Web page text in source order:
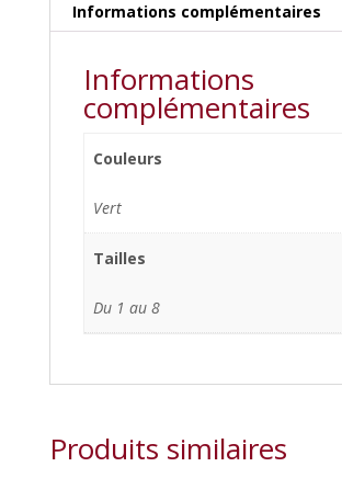
Informations complémentaires
Informations
complémentaires
Couleurs
Vert
Tailles
Du 1 au 8
Produits similaires